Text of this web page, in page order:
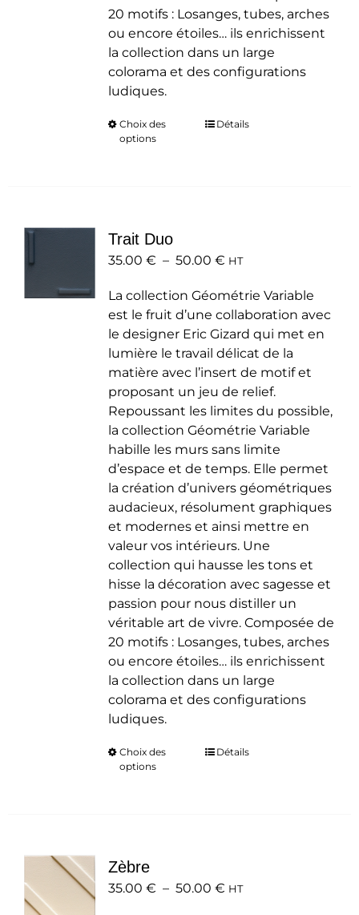
20 motifs : Losanges, tubes, arches
ou encore étoiles… ils enrichissent
la collection dans un large
colorama et des configurations
ludiques.
Choix des
options
Ce
peuvent
choisies
sur
la
page
du
produit
Détails
Trait Duo
35.00 € – 50.00 €Plage
prix :
35.00 €
à
50.00 €
HT
La collection Géométrie Variable
est le fruit d’une collaboration avec
le designer Eric Gizard qui met en
lumière le travail délicat de la
matière avec l’insert de motif et
proposant un jeu de relief.
Repoussant les limites du possible,
la collection Géométrie Variable
habille les murs sans limite
d’espace et de temps. Elle permet
la création d’univers géométriques
audacieux, résolument graphiques
et modernes et ainsi mettre en
valeur vos intérieurs. Une
collection qui hausse les tons et
hisse la décoration avec sagesse et
passion pour nous distiller un
véritable art de vivre. Composée de
20 motifs : Losanges, tubes, arches
ou encore étoiles… ils enrichissent
la collection dans un large
colorama et des configurations
ludiques.
Choix des
options
Ce
peuvent
Détails
Zèbre
35.00 € – 50.00 €Plage
HT